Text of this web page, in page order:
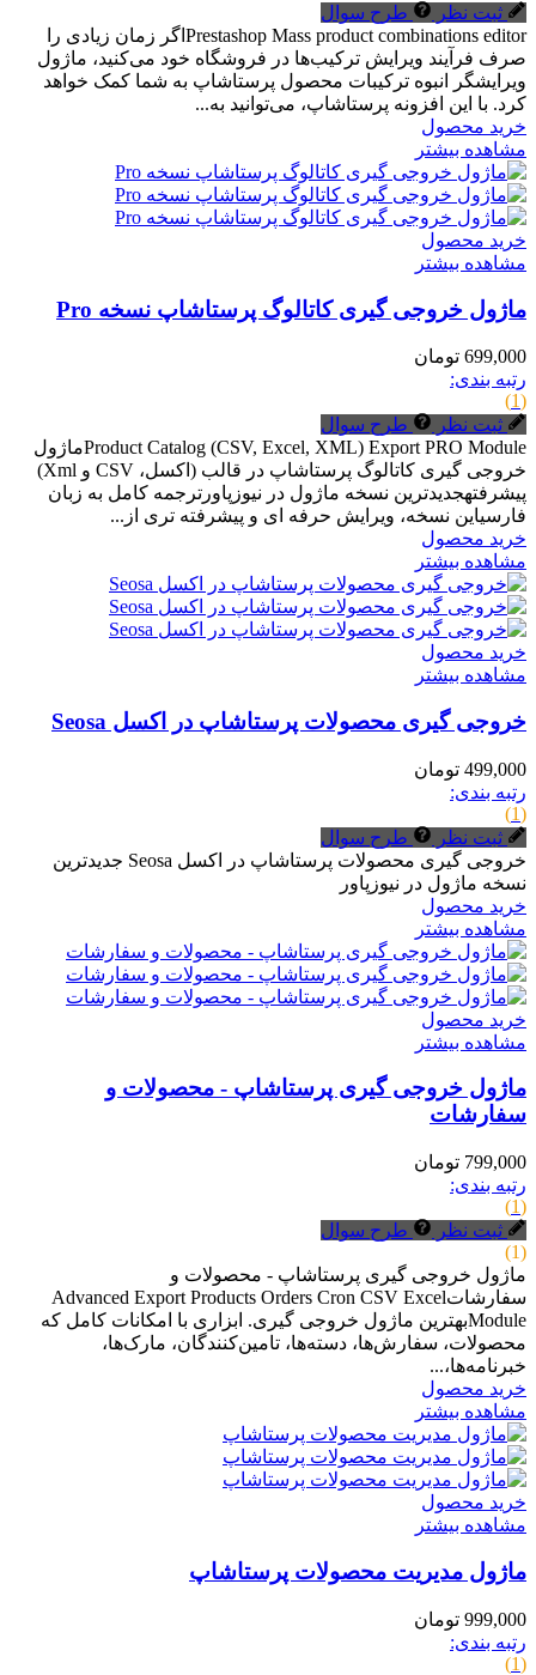
ثبت نظر
طرح سوال
Prestashop Mass product combinations editorاگر زمان زیادی را
صرف فرآیند ویرایش ترکیب‌ها در فروشگاه خود می‌کنید، ماژول
ویرایشگر انبوه ترکیبات محصول پرستاشاپ به شما کمک خواهد
کرد. با این افزونه پرستاشاپ، می‌توانید به...
خرید محصول
مشاهده بیشتر
خرید محصول
مشاهده بیشتر
ماژول خروجی گیری کاتالوگ پرستاشاپ نسخه Pro
699,000 تومان
رتبه بندی:
(1)
ثبت نظر
طرح سوال
Product Catalog (CSV, Excel, XML) Export PRO Moduleماژول
خروجی گیری کاتالوگ پرستاشاپ در قالب (اکسل، CSV و Xml)
پیشرفتهجدیدترین نسخه ماژول در نیوزپاورترجمه کامل به زبان
فارسیاین نسخه، ویرایش حرفه ای و پیشرفته تری از...
خرید محصول
مشاهده بیشتر
خرید محصول
مشاهده بیشتر
خروجی گیری محصولات پرستاشاپ در اکسل Seosa
499,000 تومان
رتبه بندی:
(1)
ثبت نظر
طرح سوال
خروجی گیری محصولات پرستاشاپ در اکسل Seosa جدیدترین
نسخه ماژول در نیوزپاور
خرید محصول
مشاهده بیشتر
خرید محصول
مشاهده بیشتر
ماژول خروجی گیری پرستاشاپ - محصولات و
سفارشات
799,000 تومان
رتبه بندی:
(1)
ثبت نظر
طرح سوال
(1)
ماژول خروجی گیری پرستاشاپ - محصولات و
سفارشاتAdvanced Export Products Orders Cron CSV Excel
Moduleبهترین ماژول خروجی گیری. ابزاری با امکانات کامل که
محصولات، سفارش‌ها، دسته‌ها، تامین‌کنندگان، مارک‌ها،
خبرنامه‌ها،...
خرید محصول
مشاهده بیشتر
خرید محصول
مشاهده بیشتر
ماژول مدیریت محصولات پرستاشاپ
999,000 تومان
رتبه بندی:
(1)